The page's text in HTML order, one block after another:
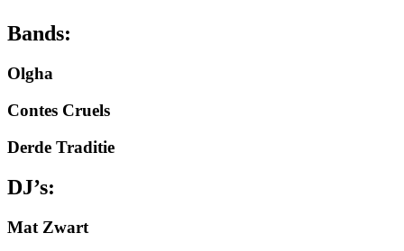
Bands:
Olgha
Contes Cruels
Derde Traditie
DJ’s:
Mat Zwart